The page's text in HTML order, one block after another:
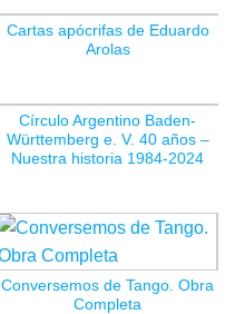
Cartas apócrifas de Eduardo
Arolas
Círculo Argentino Baden-
Württemberg e. V. 40 años –
Nuestra historia 1984-2024
Conversemos de Tango. Obra
Completa